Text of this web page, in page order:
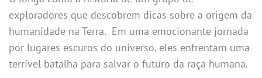
exploradores que descobrem dicas sobre a origem da
humanidade na Terra. Em uma emocionante jornada
por lugares escuros do universo, eles enfrentam uma
terrível batalha para salvar o futuro da raça humana.